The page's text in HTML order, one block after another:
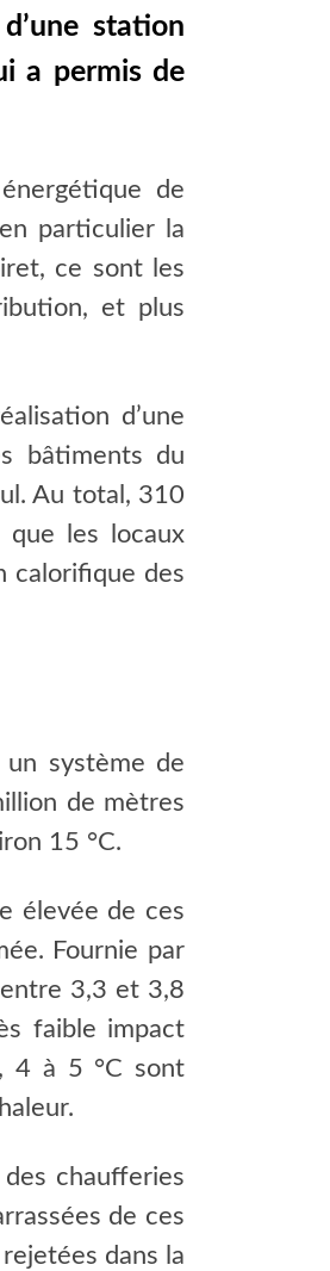
station
a permis de
de
particulier la
ce sont les
et plus
d’une
bâtiments du
Au total, 310
que les locaux
calorifique des
système de
de mètres
15 °C.
élevée de ces
Fournie par
3,3 et 3,8
faible impact
4 à 5 °C sont
chaufferies
de ces
dans la